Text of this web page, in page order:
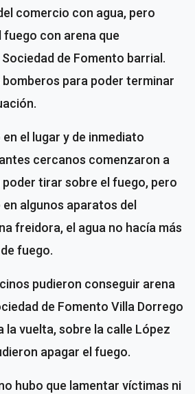
comercio con agua, pero
fuego con arena que
de Fomento barrial.
para poder terminar
el lugar y de inmediato
cercanos comenzaron a
tirar sobre el fuego, pero
algunos aparatos del
freidora, el agua no hacía más
fuego.
pudieron conseguir arena
de Fomento Villa Dorrego
la vuelta, sobre la calle López
apagar el fuego.
hubo que lamentar víctimas ni